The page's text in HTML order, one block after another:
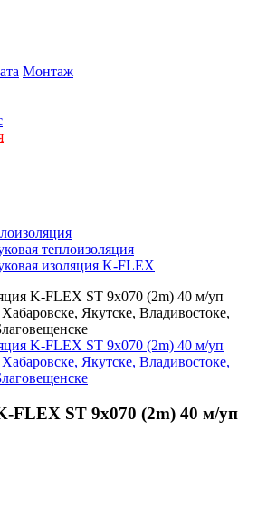
Монтаж
теплоизоляция
изоляция K-FLEX
FLEX ST 9x070 (2m) 40 м/уп